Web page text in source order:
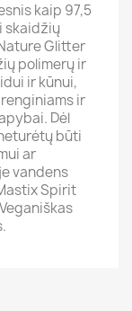
kaip 97,5
skaidžių
Glitter
polimerų ir
ir kūnui,
ir
Dėl
būti
ar
vandens
Spirit